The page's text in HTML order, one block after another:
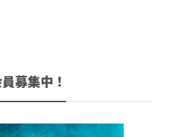
募集中！